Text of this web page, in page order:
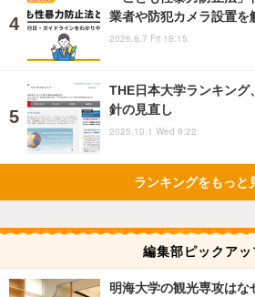
業者や防犯カメラ設置を
2026.8.7 Fri 18:15
THE日本大学ランキン
針の見直し
2025.10.1 Wed 9:22
ランキングをもっと
編集部ピックアッ
明海大学の観光専攻は